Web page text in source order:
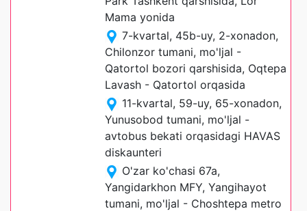
Mama yonida
7-kvartal, 45b-uy, 2-xonadon,
Chilonzor tumani, mo'ljal -
Qatortol bozori qarshisida, Oqtepa
Lavash - Qatortol orqasida
11-kvartal, 59-uy, 65-xonadon,
Yunusobod tumani, mo'ljal -
avtobus bekati orqasidagi HAVAS
diskaunteri
O'zar ko'chasi 67a,
Yangidarkhon MFY, Yangihayot
tumani, mo'ljal - Choshtepa metro